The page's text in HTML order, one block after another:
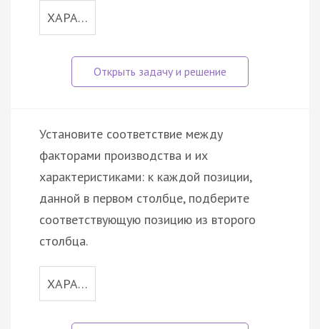
ХАРА…
Установите соответствие между
факторами производства и их
характеристиками: к каждой позиции,
данной в первом столбце, подберите
соответствующую позицию из второго
столбца.
ХАРА…